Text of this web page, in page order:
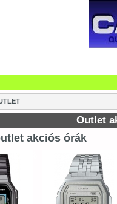
Outlet
akciós órák